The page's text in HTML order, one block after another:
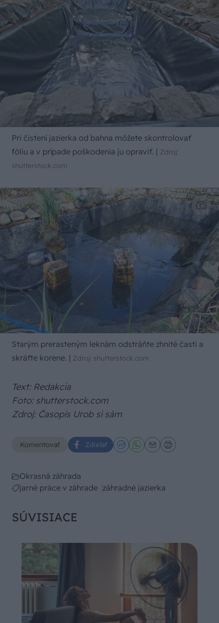
Pri čistení jazierka od bahna môžete skontrolovať
fóliu a v prípade poškodenia ju opraviť. | Zdroj:
shutterstock.com
Starým prerasteným leknám odstráňte zhnité časti a
skráťte korene. | Zdroj: shutterstock.com
Text: Redakcia
Foto: shutterstock.com
Zdroj: Časopis Urob si sám
Komentovať Zdieľať
Okrasná záhrada
jarné práce v záhrade záhradné jazierka
SÚVISIACE